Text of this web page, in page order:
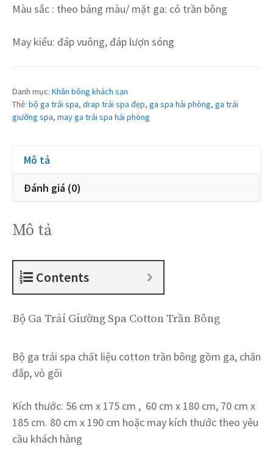
Màu sắc : theo bảng màu/ mặt ga: có trần bông
May kiểu: đáp vuông, đáp lượn sóng
Danh mục: Khăn bông khách sạn
Thẻ: bộ ga trải spa, drap trải spa đẹp, ga spa hải phòng, ga trải
giường spa, may ga trải spa hải phòng
Mô tả
Đánh giá (0)
Mô tả
Contents
Bộ Ga Trải Giường Spa Cotton Trần Bông
Bộ ga trải spa chất liệu cotton trần bông gồm ga, chăn
đắp, vỏ gối
Kích thước: 56 cm x 175 cm , 60 cm x 180 cm, 70 cm x
185 cm. 80 cm x 190 cm hoặc may kích thước theo yêu
cầu khách hàng